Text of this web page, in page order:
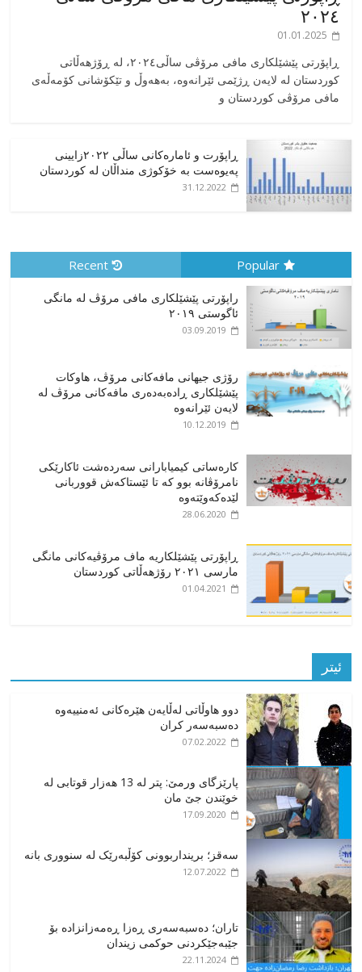
٢٠٢٤
01.01.2025
‎ڕاپۆرتی پێشێلکاری مافی مرۆڤی ساڵی٢٠٢٤، له ڕۆژهەڵاتی
کوردستان له لایەن ڕژێمی ئێرانەوە، بە‎هەوڵ و تێکۆشانی کۆمەڵەی
مافی مرۆڤی کوردستان و
ڕاپۆرت و ئامارەکانی ساڵی ٢٠٢٢زایینی
پەیوەست بە خۆکوژی منداڵان لە کوردستان
31.12.2022
Popular
Recent
راپۆرتی پێشێلكاری مافی مرۆڤ له‌ مانگی
ئاگوستی ٢٠١٩
03.09.2019
رۆژی جیهانی مافەکانی مرۆڤ، هاوکات
پێشێلکاری ڕادەبەدەری مافەکانی مرۆڤ لە
لایەن ئێرانەوە
10.12.2019
کارەساتی کیمیابارانی سەردەشت ئاکارێکی
نامرۆڤانە بوو کە تا ئێستاکەش قووربانی
لێدەکەوێتەوە
28.06.2020
ڕاپۆرتی پێشێلکاریە ماف مرۆڤیەکانی مانگی
مارسی ٢٠٢١ رۆژهەڵاتی کوردستان
01.04.2021
ئیتر
دوو هاوڵاتی لەڵایەن هێرەکانی ئەمنییەوە
دەسبەسەر کران
07.02.2022
پارێزگای ورمێ: پتر لە 13 هەزار قوتابی لە
خوێندن جێ مان
17.09.2020
سەقز؛ برینداربوونی کۆڵبەرێک لە سنووری بانە
12.07.2022
تاران؛ دەسبەسەری ڕەزا ڕەمەزانزادە بۆ
جێبەجێکردنی حوکمی زیندان
22.11.2024